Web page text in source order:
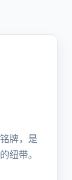
牌，是
纽带。